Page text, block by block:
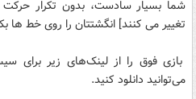
شما بسیار سادست، بدون تکرار حرکت
تغییر می کنند] انگشتتان را روی خط ها
بازی‌ فوق را از لینک‌های زیر برای
می‌توانید دانلود کنید.